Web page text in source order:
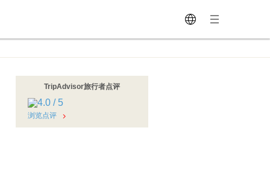
TripAdvisor旅行者点评
浏览点评